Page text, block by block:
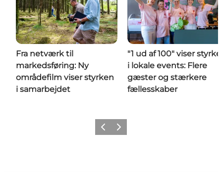
Fra netværk til
markedsføring: Ny
områdefilm viser styrken
i samarbejdet
"1 ud af 100" viser
i lokale events: Flere
gæster og stærkere
fællesskaber
ForrigeNæste